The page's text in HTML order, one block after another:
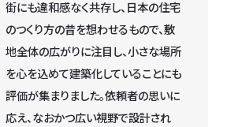
街にも違和感なく共存し、日本の住宅
のつくり方の昔を想わせるもので、敷
地全体の広がりに注目し、小さな場所
を心を込めて建築化していることにも
評価が集まりました。依頼者の思いに
応え、なおかつ広い視野で設計され